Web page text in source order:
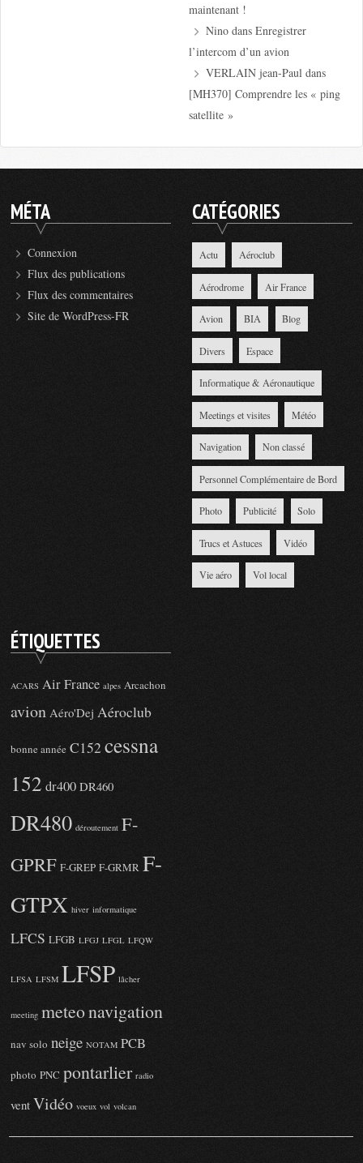
maintenant !
Ninodans Enregistrer
l’intercom d’un avion
VERLAIN jean-Paul dans
[MH370] Comprendre les « ping
satellite »
MÉTA
Connexion
Flux des publications
Flux des commentaires
Site de WordPress-FR
CATÉGORIES
Actu Aéroclub
Aérodrome Air France
Avion BIA Blog
Divers Espace
Informatique & Aéronautique
Meetings et visites Météo
Navigation Non classé
Personnel Complémentaire de Bord
Photo Publicité Solo
Trucs et Astuces Vidéo
Vie aéro Vol local
ÉTIQUETTES
ACARS Air France alpes Arcachon
avion Aéro'Dej Aéroclub
bonne année C152cessna
152 dr400 DR460
DR480 déroutement F-
GPRF F-GREP F-GRMR F-
GTPX hiver informatique
LFCS LFGB LFGJ LFGL LFQW
LFSA LFSM LFSP lâcher
meeting meteonavigation
nav solo neige NOTAM PCB
photo PNC pontarlier radio
vent Vidéo voeux vol volcan